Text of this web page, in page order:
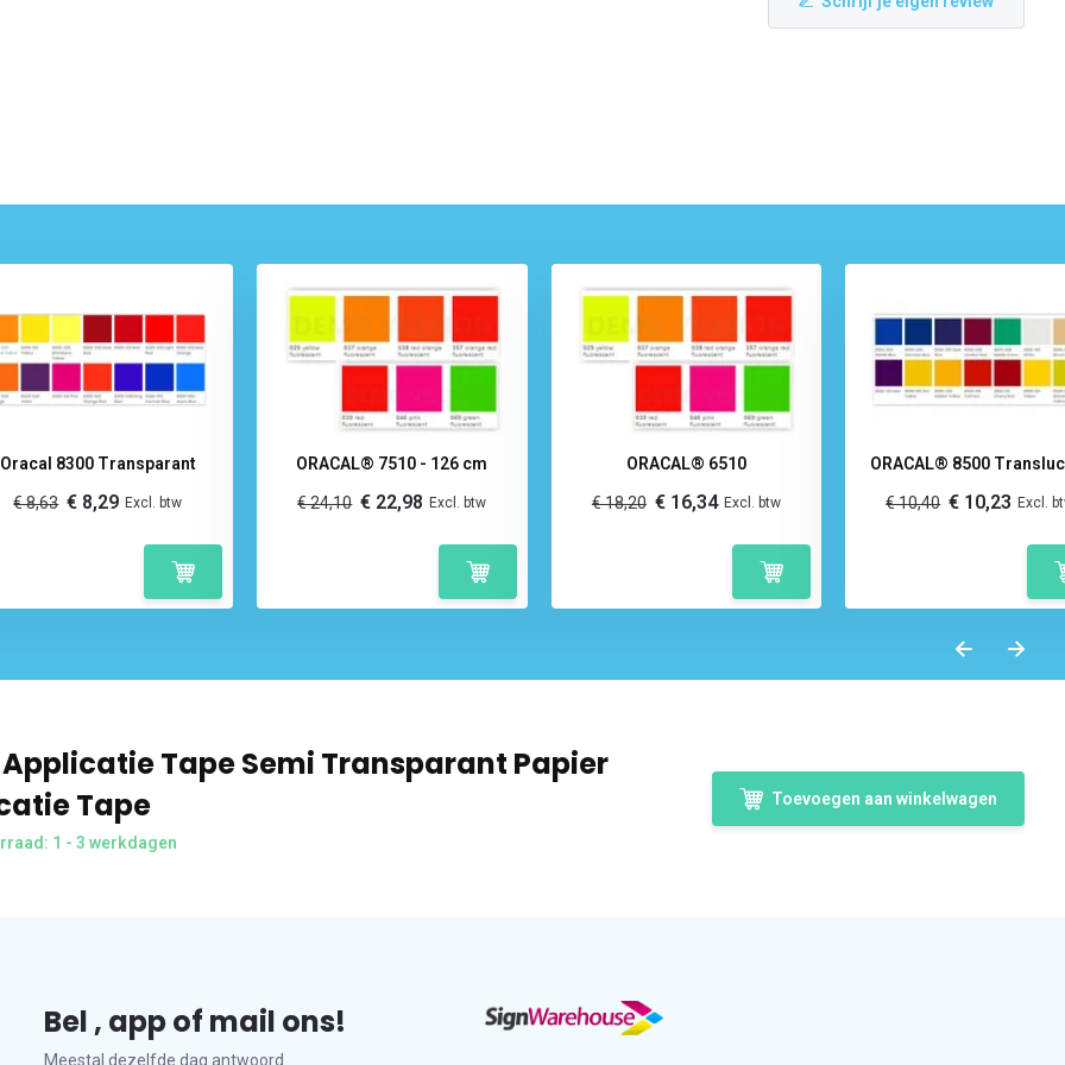
Oracal 8300 Transparant
€ 8,63 € 8,29 Excl. btw
ORACAL® 7510 - 126 cm
€ 24,10 € 22,98 Excl. btw
ORACAL® 6510
€ 18,20 € 16,34 Excl. btw
ORACAL® 8500
€ 10,40 € 10,23 Excl.
Applicatie Tape Semi Transparant Papier
Tape
1 - 3 werkdagen
Toevoegen aan winkelwagen
Bel , app of mail ons!
Meestal dezelfde dag antwoord